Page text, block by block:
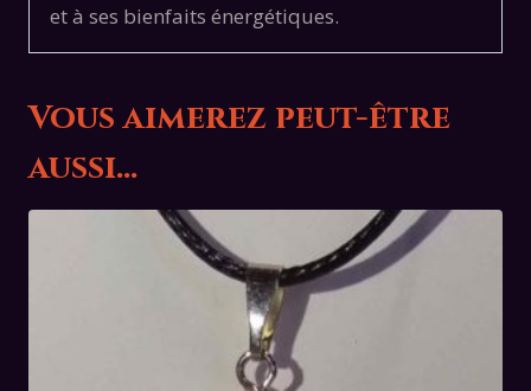
et à ses bienfaits énergétiques.
Vous aimerez peut-être
aussi…